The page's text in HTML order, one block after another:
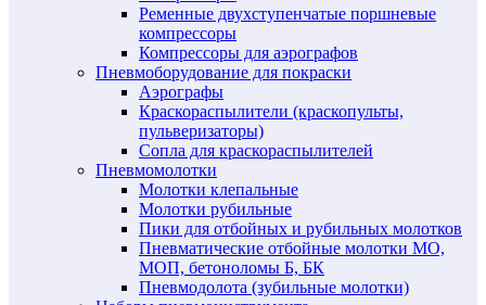
Ременные двухступенчатые поршневые
компрессоры
Компрессоры для аэрографов
Пневмоборудование для покраски
Аэрографы
Краскораспылители (краскопульты,
пульверизаторы)
Сопла для краскораспылителей
Пневмомолотки
Молотки клепальные
Молотки рубильные
Пики для отбойных и рубильных молотков
Пневматические отбойные молотки МО,
МОП, бетоноломы Б, БК
Пневмодолота (зубильные молотки)